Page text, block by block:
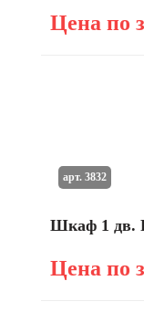
Цена по
Шкаф 1 дв.
Цена по
арт. 3832